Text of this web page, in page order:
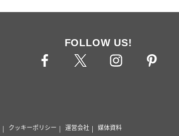
FOLLOW US!
クッキーポリシー 運営会社 媒体資料